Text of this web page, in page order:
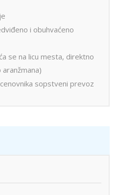
i obuhvaćeno
se na licu mesta, direktno
sopstveni prevoz